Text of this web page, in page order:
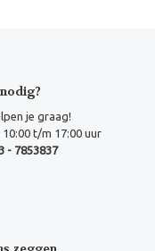
je graag!
t/m 17:00 uur
- 7853837